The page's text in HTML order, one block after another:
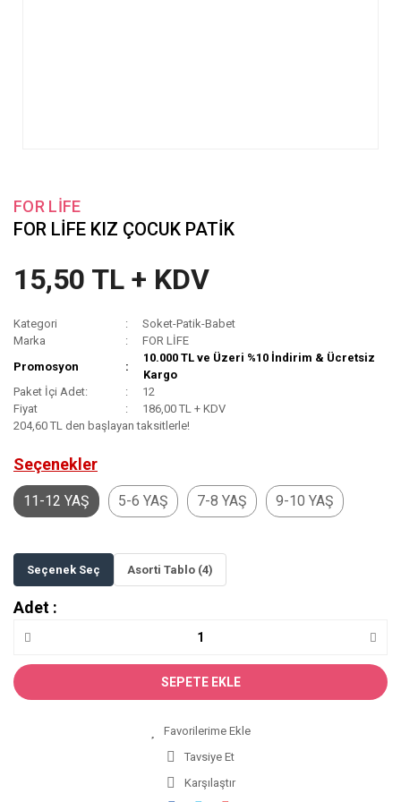
FOR LİFE
FOR LİFE KIZ ÇOCUK PATİK
15,50 TL + KDV
Kategori
Soket-Patik-Babet
Marka
FOR LİFE
Promosyon
10.000 TL ve Üzeri %10 İndirim & Ücretsiz
Kargo
Paket İçi Adet:
12
Fiyat
186,00 TL + KDV
204,60 TL den başlayan taksitlerle!
Seçenekler
11-12 YAŞ 5-6 YAŞ 7-8 YAŞ 9-10 YAŞ
Seçenek Seç Asorti Tablo (4)
Adet :
SEPETE EKLE
Tavsiye Et
Karşılaştır